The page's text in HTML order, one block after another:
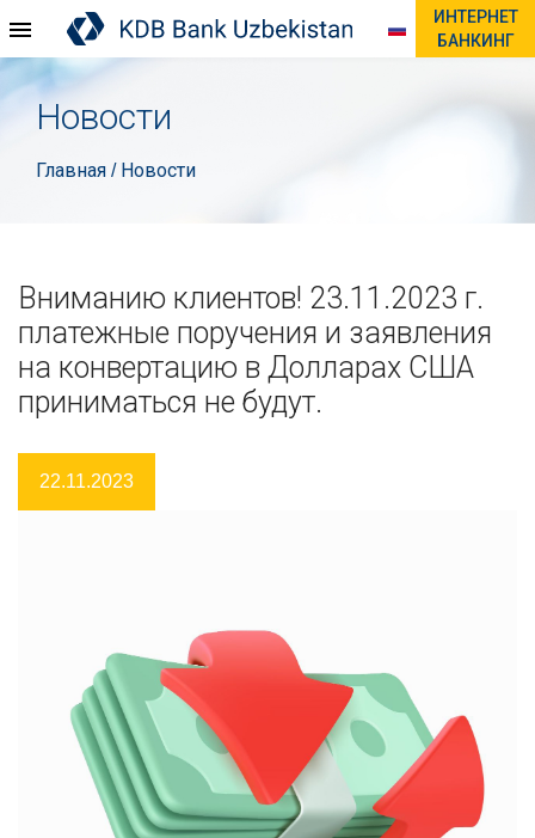
ИНТЕРНЕТ
БАНКИНГ
Новости
Главная / Новости
Вниманию клиентов! 23.11.2023 г.
платежные поручения и заявления
на конвертацию в Долларах США
приниматься не будут.
22.11.2023